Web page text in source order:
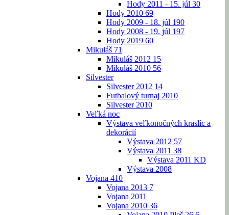
Hody 2011 - 15. júl 30
Hody 2010 69
Hody 2009 - 18. júl 190
Hody 2008 - 19. júl 197
Hody 2019 60
Mikuláš 71
Mikuláš 2012 15
Mikuláš 2010 56
Silvester
Silvester 2012 14
Futbalový turnaj 2010
Silvester 2010
Veľká noc
Výstava veľkonočných kraslíc a
dekorácií
Výstava 2012 57
Výstava 2011 38
Výstava 2011 KD
Výstava 2008
Vojana 410
Vojana 2013 7
Vojana 2011
Vojana 2010 36